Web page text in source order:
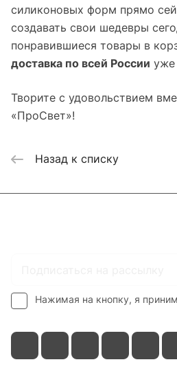
силиконовых форм прямо
создавать свои шедевры
понравившиеся товары в
доставка по всей России уже
Творите с удовольствием
«ПроСвет»!
Назад к списку
Нажимая на кнопку, я